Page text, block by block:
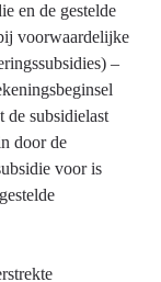
en de gestelde
voorwaardelijke
–
de subsidielast
door de
voor is